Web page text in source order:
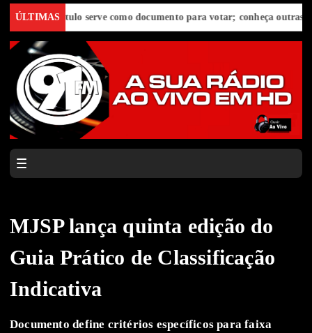
ÚLTIMAS
E-Título serve como documento para votar; conheça outras
MJSP lança quinta edição do
Guia Prático de Classificação
Indicativa
Documento define critérios específicos para faixa